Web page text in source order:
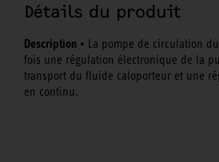
Détails du produit
Description • La pompe de circulation
fois une régulation électronique de la
transport du fluide caloporteur et une
en continu.